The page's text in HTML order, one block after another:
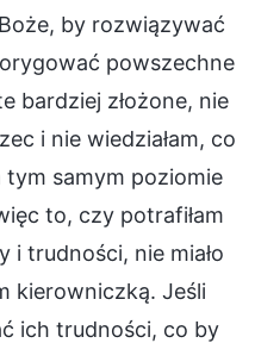
by rozwiązywać
powszechne
bardziej złożone, nie
i nie wiedziałam, co
tym samym poziomie
to, czy potrafiłam
i trudności, nie miało
kierowniczką. Jeśli
ich trudności, co by